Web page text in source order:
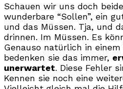
Schauen wir uns doch
wunderbare “Sollen”, ein
und das Müssen. Tja, und
drinnen. Im Müssen. Es
Genauso natürlich in
bedenken sie das immer,
unerwartet. Diese Fehler
Kennen sie noch eine